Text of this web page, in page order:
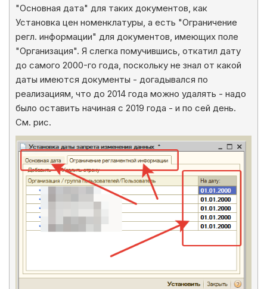
"Основная дата" для таких документов, как
Установка цен номенклатуры, а есть "Ограничение
регл. информации" для документов, имеющих поле
"Организация". Я слегка помучившись, откатил дату
до самого 2000-го года, поскольку не знал от какой
даты имеются документы - догадывался по
реализациям, что до 2014 года можно удалять - надо
было оставить начиная с 2019 года - и по сей день.
См. рис.